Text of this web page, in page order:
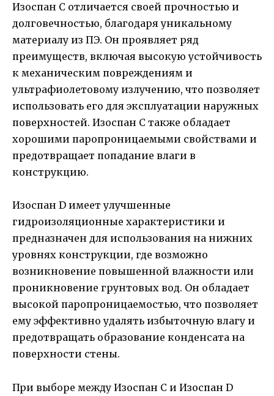
Изоспан С отличается своей прочностью и
долговечностью, благодаря уникальному
материалу из ПЭ. Он проявляет ряд
преимуществ, включая высокую устойчивость
к механическим повреждениям и
ультрафиолетовому излучению, что позволяет
использовать его для эксплуатации наружных
поверхностей. Изоспан С также обладает
хорошими паропроницаемыми свойствами и
предотвращает попадание влаги в
конструкцию.
Изоспан D имеет улучшенные
гидроизоляционные характеристики и
предназначен для использования на нижних
уровнях конструкции, где возможно
возникновение повышенной влажности или
проникновение грунтовых вод. Он обладает
высокой паропроницаемостью, что позволяет
ему эффективно удалять избыточную влагу и
предотвращать образование конденсата на
поверхности стены.
При выборе между Изоспан С и Изоспан D